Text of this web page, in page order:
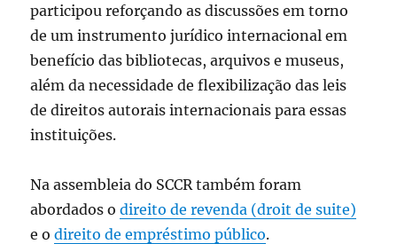
participou reforçando as discussões em torno
de um instrumento jurídico internacional em
benefício das bibliotecas, arquivos e museus,
além da necessidade de flexibilização das leis
de direitos autorais internacionais para essas
instituições.
Na assembleia do SCCR também foram
abordados odireito de revenda (droit de suite)
e odireito de empréstimo público.